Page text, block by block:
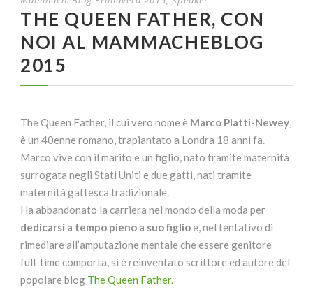
THE QUEEN FATHER, CON
NOI AL MAMMACHEBLOG
2015
The Queen Father, il cui vero nome è Marco Platti-Newey,
è un 40enne romano, trapiantato a Londra 18 anni fa.
Marco vive con il marito e un figlio, nato tramite maternità
surrogata negli Stati Uniti e due gatti, nati tramite
maternità gattesca tradizionale.
Ha abbandonato la carriera nel mondo della moda per
dedicarsi a tempo pieno a suo figlioe, nel tentativo di
rimediare all’amputazione mentale che essere genitore
full-time comporta, si è reinventato scrittore ed autore del
popolare blog The Queen Father.